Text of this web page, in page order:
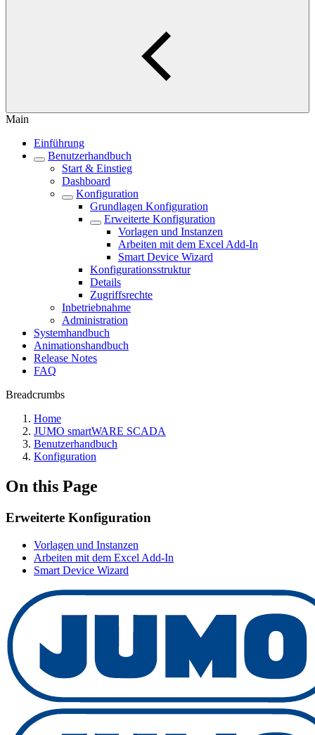
Main
Einführung
Benutzerhandbuch
Start & Einstieg
Dashboard
Konfiguration
Grundlagen Konfiguration
Erweiterte Konfiguration
Vorlagen und Instanzen
Arbeiten mit dem Excel Add-In
Smart Device Wizard
Konfigurationsstruktur
Details
Zugriffsrechte
Inbetriebnahme
Administration
Systemhandbuch
Animationshandbuch
Release Notes
FAQ
Breadcrumbs
Home
JUMO smartWARE SCADA
Benutzerhandbuch
Konfiguration
On this Page
Erweiterte Konfiguration
Vorlagen und Instanzen
Arbeiten mit dem Excel Add-In
Smart Device Wizard